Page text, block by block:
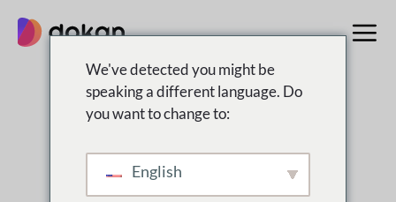
contenido
Qué
We've detected you might be
speaking a different language. Do
you want to change to:
English